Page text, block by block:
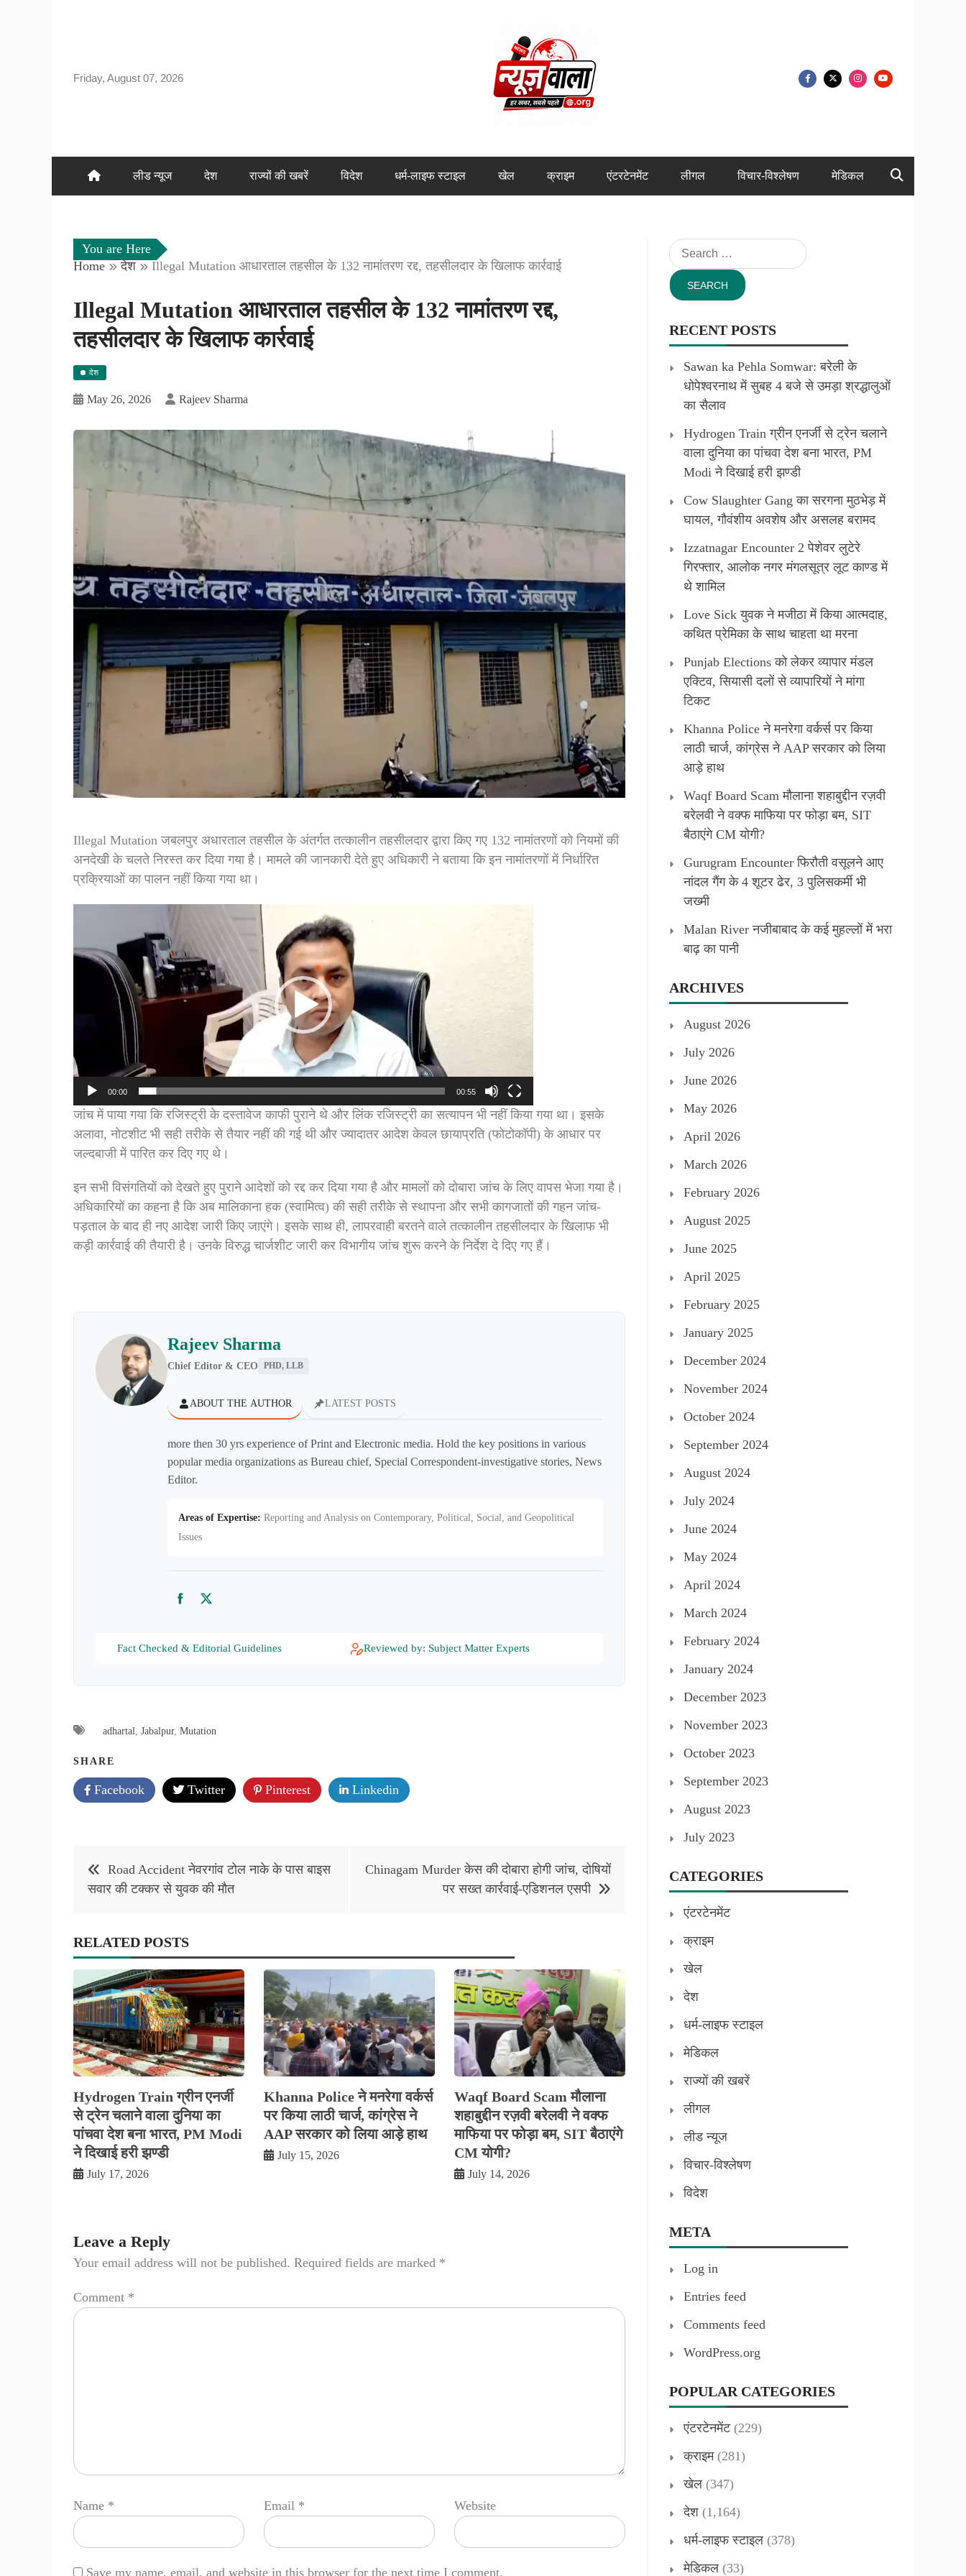
Friday, August 07, 2026
लीड न्यूज देश राज्यों की खबरें विदेश धर्म-लाइफ स्टाइल खेल क्राइम एंटरटेनमेंट लीगल विचार-विश्लेषण मेडिकल
You are Here
Home
देश Illegal Mutation आधारताल तहसील के 132 नामांतरण रद्द, तहसीलदार के खिलाफ कार्रवाई
Illegal Mutation आधारताल तहसील के 132 नामांतरण रद्द,
तहसीलदार के खिलाफ कार्रवाई
देश
May 26, 2026 Rajeev Sharma
Illegal Mutation जबलपुर अधारताल तहसील के अंतर्गत तत्कालीन तहसीलदार द्वारा किए गए 132 नामांतरणों को नियमों की
अनदेखी के चलते निरस्त कर दिया गया है। मामले की जानकारी देते हुए अधिकारी ने बताया कि इन नामांतरणों में निर्धारित
प्रक्रियाओं का पालन नहीं किया गया था।
00:00 00:55
जांच में पाया गया कि रजिस्ट्री के दस्तावेज काफी पुराने थे और लिंक रजिस्ट्री का सत्यापन भी नहीं किया गया था। इसके
अलावा, नोटशीट भी सही तरीके से तैयार नहीं की गई थी और ज्यादातर आदेश केवल छायाप्रति (फोटोकॉपी) के आधार पर
जल्दबाजी में पारित कर दिए गए थे।
इन सभी विसंगतियों को देखते हुए पुराने आदेशों को रद्द कर दिया गया है और मामलों को दोबारा जांच के लिए वापस भेजा गया है।
अधिकारियों का कहना है कि अब मालिकाना हक (स्वामित्व) की सही तरीके से स्थापना और सभी कागजातों की गहन जांच-
पड़ताल के बाद ही नए आदेश जारी किए जाएंगे। इसके साथ ही, लापरवाही बरतने वाले तत्कालीन तहसीलदार के खिलाफ भी
कड़ी कार्रवाई की तैयारी है। उनके विरुद्ध चार्जशीट जारी कर विभागीय जांच शुरू करने के निर्देश दे दिए गए हैं।
Rajeev Sharma
Chief Editor & CEO PHD, LLB
ABOUT THE AUTHOR LATEST POSTS
more then 30 yrs experience of Print and Electronic media. Hold the key positions in various
popular media organizations as Bureau chief, Special Correspondent-investigative stories, News
Editor.
Areas of Expertise: Reporting and Analysis on Contemporary, Political, Social, and Geopolitical
Issues
FacebookTwitter
Fact Checked & Editorial Guidelines Reviewed by: Subject Matter Experts
adhartal Jabalpur, Mutation
SHARE
Facebook Twitter Pinterest Linkedin
navigation
Road Accident नेवरगांव टोल नाके के पास बाइस
सवार की टक्कर से युवक की मौत
Chinagam Murder केस की दोबारा होगी जांच, दोषियों
पर सख्त कार्रवाई-एडिशनल एसपी
RELATED POSTS
Hydrogen Train ग्रीन एनर्जी
से ट्रेन चलाने वाला दुनिया का
पांचवा देश बना भारत, PM Modi
ने दिखाई हरी झण्डी
July 17, 2026
Khanna Police ने मनरेगा वर्कर्स
पर किया लाठी चार्ज, कांग्रेस ने
AAP सरकार को लिया आड़े हाथ
July 15, 2026
Waqf Board Scam मौलाना
शहाबुद्दीन रज़वी बरेलवी ने वक्फ
माफिया पर फोड़ा बम, SIT बैठाएंगे
CM योगी?
July 14, 2026
Leave a Reply
Your email address will not be published. Required fields are marked *
Comment *
Name * Email * Website
Save my name, email, and website in this browser for the next time I comment.
Search
for:
RECENT POSTS
Sawan ka Pehla Somwar: बरेली के
धोपेश्वरनाथ में सुबह 4 बजे से उमड़ा श्रद्धालुओं
का सैलाव
Hydrogen Train ग्रीन एनर्जी से ट्रेन चलाने
वाला दुनिया का पांचवा देश बना भारत, PM
Modi ने दिखाई हरी झण्डी
Cow Slaughter Gang का सरगना मुठभेड़ में
घायल, गौवंशीय अवशेष और असलह बरामद
Izzatnagar Encounter 2 पेशेवर लुटेरे
गिरफ्तार, आलोक नगर मंगलसूत्र लूट काण्‍ड में
थे शामिल
Love Sick युवक ने मजीठा में किया आत्मदाह,
कथित प्रेमिका के साथ चाहता था मरना
Punjab Elections को लेकर व्यापार मंडल
एक्टिव, सियासी दलों से व्यापारियों ने मांगा
टिकट
Khanna Police ने मनरेगा वर्कर्स पर किया
लाठी चार्ज, कांग्रेस ने AAP सरकार को लिया
आड़े हाथ
Waqf Board Scam मौलाना शहाबुद्दीन रज़वी
बरेलवी ने वक्फ माफिया पर फोड़ा बम, SIT
बैठाएंगे CM योगी?
Gurugram Encounter फिरौती वसूलने आए
नांदल गैंग के 4 शूटर ढेर, 3 पुलिसकर्मी भी
जख्मी
Malan River नजीबाबाद के कई मुहल्लों में भरा
बाढ़ का पानी
ARCHIVES
August 2026
July 2026
June 2026
May 2026
April 2026
March 2026
February 2026
August 2025
June 2025
April 2025
February 2025
January 2025
December 2024
November 2024
October 2024
September 2024
August 2024
July 2024
June 2024
May 2024
April 2024
March 2024
February 2024
January 2024
December 2023
November 2023
October 2023
September 2023
August 2023
July 2023
CATEGORIES
एंटरटेनमेंट
क्राइम
खेल
देश
धर्म-लाइफ स्टाइल
मेडिकल
राज्यों की खबरें
लीगल
लीड न्यूज
विचार-विश्लेषण
विदेश
META
Log in
Entries feed
Comments feed
WordPress.org
POPULAR CATEGORIES
एंटरटेनमेंट(229)
क्राइम(281)
खेल (347)
देश (1,164)
धर्म-लाइफ स्टाइल (378)
मेडिकल (33)